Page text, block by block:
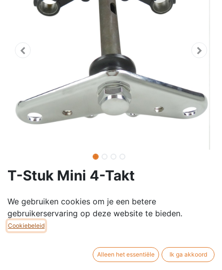
T-Stuk Mini 4-Takt
Duid zeker aan voor welk model u een T-stuk wenst te
bestellen.
We gebruiken cookies om je een betere
gebruikerservaring op deze website te bieden.
Cookiebeleid
Alleen het essentiële Ik ga akkoord